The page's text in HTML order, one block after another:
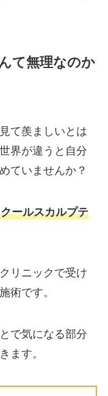
て無理なのか
て羨ましいとは
界が違うと自分
ていませんか？
クールスカルプテ
リニックで受け
術です。
で気になる部分
ます。